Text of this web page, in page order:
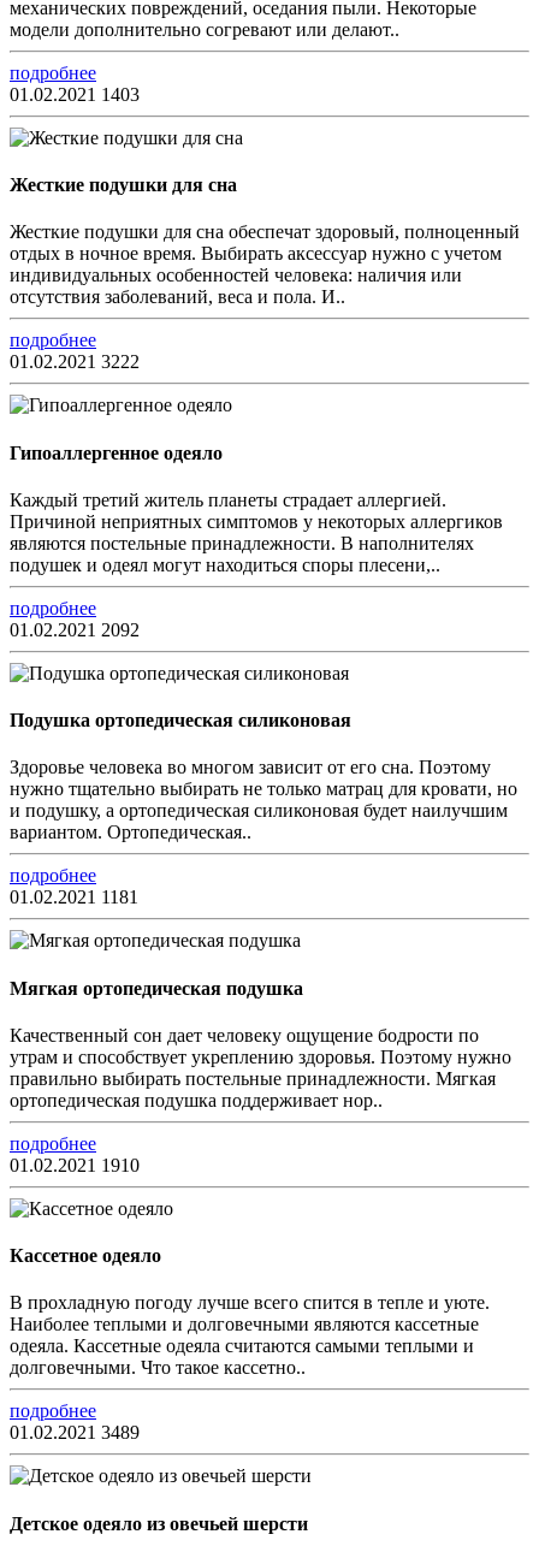
механических повреждений, оседания пыли. Некоторые
модели дополнительно согревают или делают..
подробнее
01.02.2021 1403
Жесткие подушки для сна
Жесткие подушки для сна обеспечат здоровый, полноценный
отдых в ночное время. Выбирать аксессуар нужно с учетом
индивидуальных особенностей человека: наличия или
отсутствия заболеваний, веса и пола. И..
подробнее
01.02.2021 3222
Гипоаллергенное одеяло
Каждый третий житель планеты страдает аллергией.
Причиной неприятных симптомов у некоторых аллергиков
являются постельные принадлежности. В наполнителях
подушек и одеял могут находиться споры плесени,..
подробнее
01.02.2021 2092
Подушка ортопедическая силиконовая
Здоровье человека во многом зависит от его сна. Поэтому
нужно тщательно выбирать не только матрац для кровати, но
и подушку, а ортопедическая силиконовая будет наилучшим
вариантом. Ортопедическая..
подробнее
01.02.2021 1181
Мягкая ортопедическая подушка
Качественный сон дает человеку ощущение бодрости по
утрам и способствует укреплению здоровья. Поэтому нужно
правильно выбирать постельные принадлежности. Мягкая
ортопедическая подушка поддерживает нор..
подробнее
01.02.2021 1910
Кассетное одеяло
В прохладную погоду лучше всего спится в тепле и уюте.
Наиболее теплыми и долговечными являются кассетные
одеяла. Кассетные одеяла считаются самыми теплыми и
долговечными. Что такое кассетно..
подробнее
01.02.2021 3489
Детское одеяло из овечьей шерсти